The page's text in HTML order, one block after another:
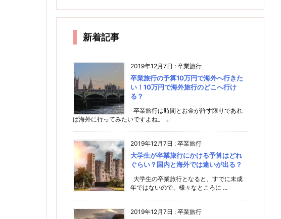
新着記事
2019年12月7日 : 卒業旅行
卒業旅行の予算10万円で海外へ行きた
い！10万円で海外旅行のどこへ行け
る？
卒業旅行は時間とお金が許す限りであれ
ば海外に行ってみたいですよね。 ...
2019年12月7日 : 卒業旅行
大学生が卒業旅行にかける予算はどれ
ぐらい？国内と海外では違いが出る？
大学生の卒業旅行となると、すでに未成
年ではないので、様々なところに ...
2019年12月7日 : 卒業旅行